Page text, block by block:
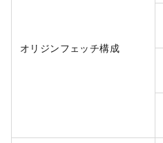
オリジンフェッチ構成